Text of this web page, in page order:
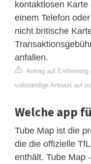
kontaktlosen
einem Telefon
nicht britische
anfallen.
Antrag auf Entfernung
vollständige Antwort auf
Welche app
Tube Map ist die
die die offizielle
enthält. Tube Map